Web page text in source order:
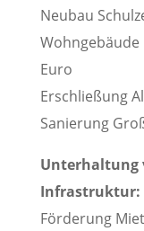
Neubau
Wohngebäude
Euro
Erschließung
Sanierung
Unterhaltung
Infrastruktur:
Förderung